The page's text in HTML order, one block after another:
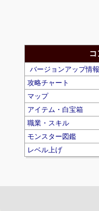
バージョンアップ情
攻略チャート
マップ
アイテム・白宝箱
職業・スキル
モンスター図鑑
レベル上げ